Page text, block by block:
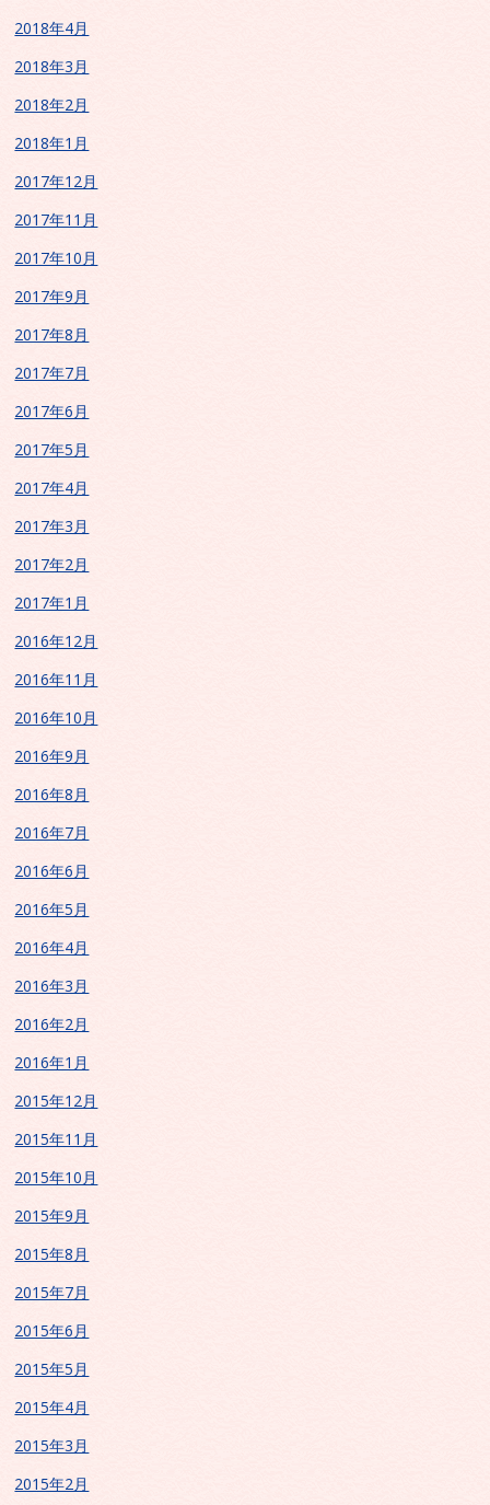
2018年4月
2018年3月
2018年2月
2018年1月
2017年12月
2017年11月
2017年10月
2017年9月
2017年8月
2017年7月
2017年6月
2017年5月
2017年4月
2017年3月
2017年2月
2017年1月
2016年12月
2016年11月
2016年10月
2016年9月
2016年8月
2016年7月
2016年6月
2016年5月
2016年4月
2016年3月
2016年2月
2016年1月
2015年12月
2015年11月
2015年10月
2015年9月
2015年8月
2015年7月
2015年6月
2015年5月
2015年4月
2015年3月
2015年2月